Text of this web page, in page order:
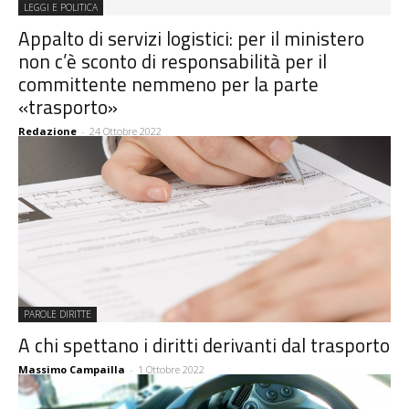
LEGGI E POLITICA
Appalto di servizi logistici: per il ministero
non c’è sconto di responsabilità per il
committente nemmeno per la parte
«trasporto»
Redazione - 24 Ottobre 2022
PAROLE DIRITTE
A chi spettano i diritti derivanti dal trasporto
Massimo Campailla - 1 Ottobre 2022